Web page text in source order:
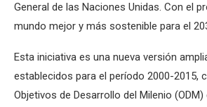
General de las Naciones Unidas. Con el
mundo mejor y más sostenible para el
Esta iniciativa es una nueva versión
establecidos para el período 2000-2015,
Objetivos de Desarrollo del Milenio